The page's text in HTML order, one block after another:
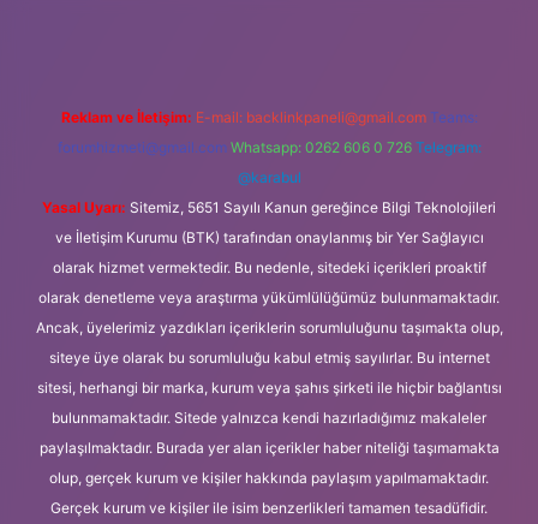
Reklam ve İletişim: E-mail: backlinkpaneli@gmail.com Teams:
forumhizmeti@gmail.com Whatsapp: 0262 606 0 726 Telegram:
@karabul
Yasal Uyarı: Sitemiz, 5651 Sayılı Kanun gereğince Bilgi Teknolojileri
ve İletişim Kurumu (BTK) tarafından onaylanmış bir Yer Sağlayıcı
olarak hizmet vermektedir. Bu nedenle, sitedeki içerikleri proaktif
olarak denetleme veya araştırma yükümlülüğümüz bulunmamaktadır.
Ancak, üyelerimiz yazdıkları içeriklerin sorumluluğunu taşımakta olup,
siteye üye olarak bu sorumluluğu kabul etmiş sayılırlar. Bu internet
sitesi, herhangi bir marka, kurum veya şahıs şirketi ile hiçbir bağlantısı
bulunmamaktadır. Sitede yalnızca kendi hazırladığımız makaleler
paylaşılmaktadır. Burada yer alan içerikler haber niteliği taşımamakta
olup, gerçek kurum ve kişiler hakkında paylaşım yapılmamaktadır.
Gerçek kurum ve kişiler ile isim benzerlikleri tamamen tesadüfidir.